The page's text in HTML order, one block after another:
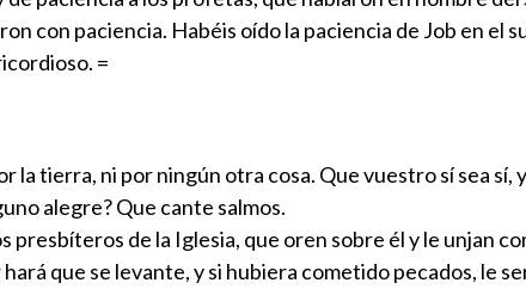
con paciencia. Habéis oído la paciencia de Job en el
=
la tierra, ni por ningún otra cosa. Que vuestro sí sea sí,
alegre? Que cante salmos.
de la Iglesia, que oren sobre él y le unjan
que se levante, y si hubiera cometido pecados, le